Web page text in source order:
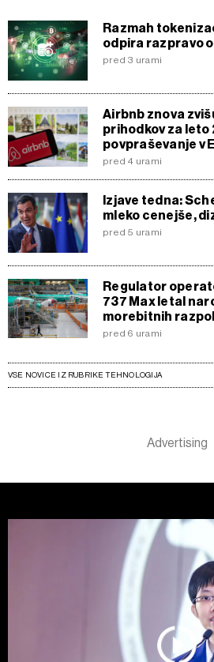
Razmah
odpira razpravo
pred 3 urami
Airbnb znova
prihodkov za leto
povpraševanje v
pred 4 urami
Izjave tedna:
mleko cenejše,
pred 5 urami
Regulator
737 Max letal
morebitnih
pred 6 urami
VSE NOVICE IZ RUBRIKE TEHNOLOGIJA